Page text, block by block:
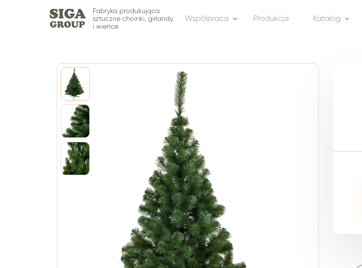
Fabryka produkująca
sztuczne choinki, girlandy
i wieńce
Współpraca Produkcja Katalog